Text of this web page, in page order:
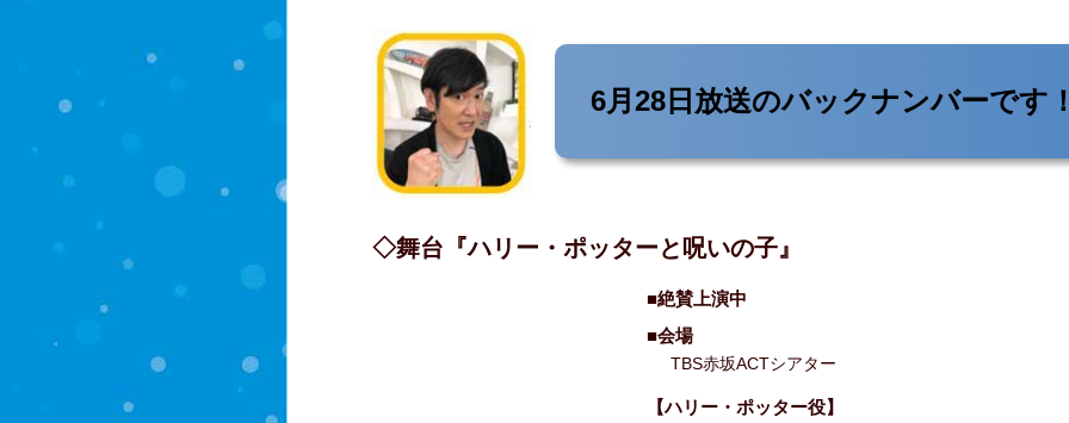
6月28日放送のバックナンバーです
◇舞台『ハリー・ポッターと呪いの子』
■絶賛上演中
■会場
TBS赤坂ACTシアター
【ハリー・ポッター役】